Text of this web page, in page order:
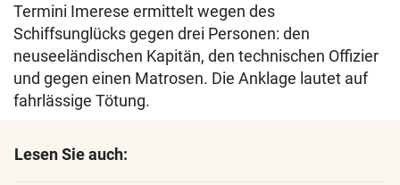
Termini Imerese ermittelt wegen des
Schiffsunglücks gegen drei Personen: den
neuseeländischen Kapitän, den technischen Offizier
und gegen einen Matrosen. Die Anklage lautet auf
fahrlässige Tötung.
Lesen Sie auch: